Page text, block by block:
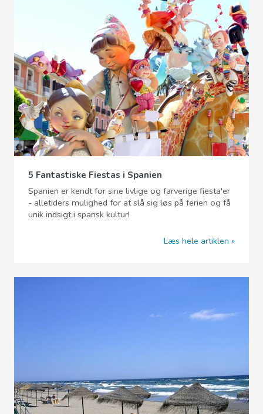
5 Fantastiske Fiestas i Spanien
Spanien er kendt for sine livlige og farverige fiesta'er
- alletiders mulighed for at slå sig løs på ferien og få
unik indsigt i spansk kultur!
Læs hele artiklen